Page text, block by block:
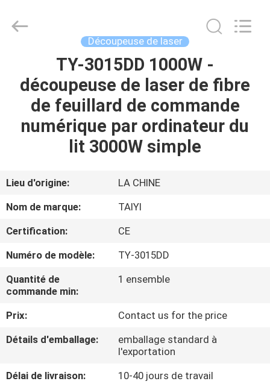
MAISON
PRODUITS
À
DE
NOUS
VISITE
DE
L'USINE
NOUS
Technology
Company
Découpeuse de laser
TY-3015DD 1000W -
découpeuse de laser de fibre
de feuillard de commande
numérique par ordinateur du
lit 3000W simple
Lieu d'origine:
LA CHINE
Nom de marque:
TAIYI
Certification:
CE
Numéro de modèle:
TY-3015DD
Quantité de
commande min:
1 ensemble
Prix:
Contact us for the price
Détails d'emballage:
emballage standard à
l'exportation
Délai de livraison:
10-40 jours de travail